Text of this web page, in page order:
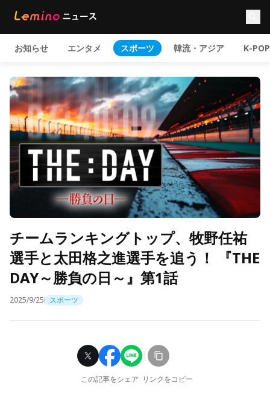
お知らせ エンタメ スポーツ 韓流・アジア K-POP
チームランキングトップ、牧野任祐
選手と太田格之進選手を追う！ 『THE
DAY～勝負の日～』第1話
2025/9/25 スポーツ
この記事をシェア リンクをコピー